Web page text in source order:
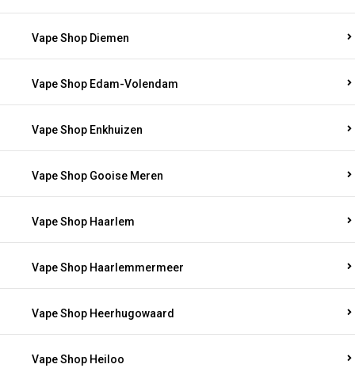
Vape Shop Diemen
Vape Shop Edam-Volendam
Vape Shop Enkhuizen
Vape Shop Gooise Meren
Vape Shop Haarlem
Vape Shop Haarlemmermeer
Vape Shop Heerhugowaard
Vape Shop Heiloo